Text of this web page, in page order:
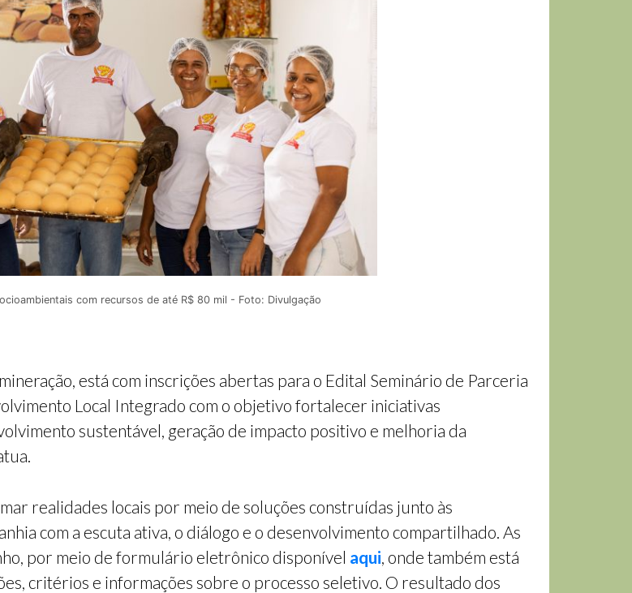
com recursos de até R$ 80 mil - Foto: Divulgação
está com inscrições abertas para o Edital Seminário de Parceria
Local Integrado com o objetivo fortalecer iniciativas
sustentável, geração de impacto positivo e melhoria da
realidades locais por meio de soluções construídas junto às
com a escuta ativa, o diálogo e o desenvolvimento compartilhado. As
por meio de formulário eletrônico disponível aqui , onde também está
critérios e informações sobre o processo seletivo. O resultado dos